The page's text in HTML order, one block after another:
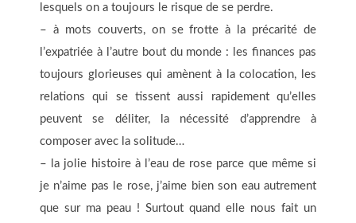
lesquels on a toujours le risque de se perdre.
– à mots couverts, on se frotte à la précarité de
l’expatriée à l’autre bout du monde : les finances pas
toujours glorieuses qui amènent à la colocation, les
relations qui se tissent aussi rapidement qu’elles
peuvent se déliter, la nécessité d’apprendre à
composer avec la solitude…
– la jolie histoire à l’eau de rose parce que même si
je n’aime pas le rose, j’aime bien son eau autrement
que sur ma peau ! Surtout quand elle nous fait un